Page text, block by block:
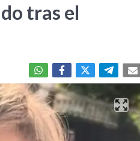
tras el